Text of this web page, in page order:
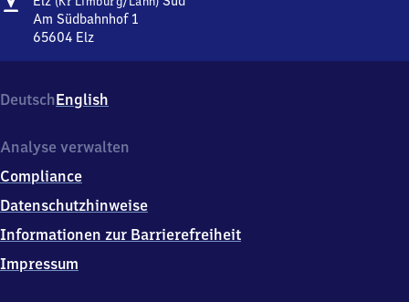
Am Südbahnhof 1
65604 Elz
Limburg/Lahn)
Süd,
Südbahnhof
6
5
0
4
Elz
DeutschEnglish
Analyse verwalten
Compliance
Datenschutzhinweise
Informationen zur Barrierefreiheit
Impressum